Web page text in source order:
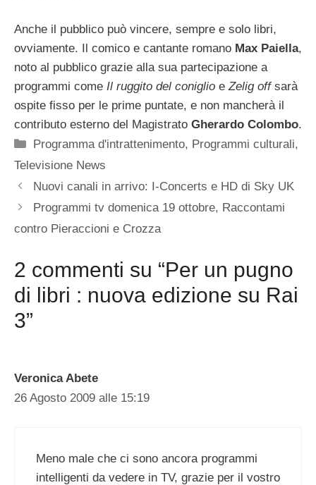
Anche il pubblico può vincere, sempre e solo libri,
ovviamente. Il comico e cantante romano Max Paiella,
noto al pubblico grazie alla sua partecipazione a
programmi come Il ruggito del coniglio eZelig offsarà
ospite fisso per le prime puntate, e non mancherà il
contributo esterno del Magistrato Gherardo Colombo.
Categorie
Programma d'intrattenimento, Programmi culturali,
Televisione News
Nuovi canali in arrivo: I-Concerts e HD di Sky UK
Programmi tv domenica 19 ottobre, Raccontami
contro Pieraccioni e Crozza
2 commenti su “Per un pugno
di libri : nuova edizione su Rai
3”
Veronica Abete
26 Agosto 2009 alle 15:19
Meno male che ci sono ancora programmi
intelligenti da vedere in TV, grazie per il vostro